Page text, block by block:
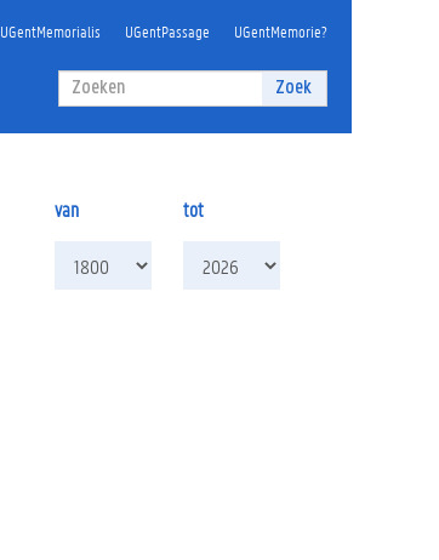
Zoekveld Zoek
Zoeken
UGentMemorialis UGentPassage UGentMemorie?
van
van
tot
tot